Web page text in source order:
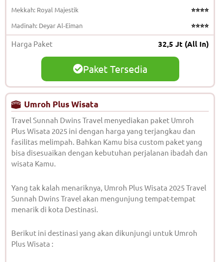
Mekkah: Royal Majestik
⭐⭐⭐⭐
Madinah: Deyar Al-Eiman
⭐⭐⭐⭐
Harga Paket 32,5 Jt (All In)
Paket Tersedia
Umroh Plus Wisata
Travel Sunnah Dwins Travel menyediakan paket Umroh
Plus Wisata 2025 ini dengan harga yang terjangkau dan
fasilitas melimpah. Bahkan Kamu bisa custom paket yang
bisa disesuaikan dengan kebutuhan perjalanan ibadah dan
wisata Kamu.
Yang tak kalah menariknya, Umroh Plus Wisata 2025 Travel
Sunnah Dwins Travel akan mengunjung tempat-tempat
menarik di kota Destinasi.
Berikut ini destinasi yang akan dikunjungi untuk Umroh
Plus Wisata :